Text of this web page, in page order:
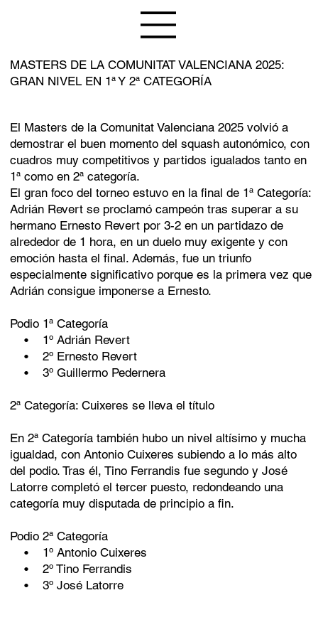
MASTERS DE LA COMUNITAT VALENCIANA 2025:
GRAN NIVEL EN 1ª Y 2ª CATEGORÍA
El Masters de la Comunitat Valenciana 2025 volvió a
demostrar el buen momento del squash autonómico, con
cuadros muy competitivos y partidos igualados tanto en
1ª como en 2ª categoría.
El gran foco del torneo estuvo en la final de 1ª Categoría:
Adrián Revert se proclamó campeón tras superar a su
hermano Ernesto Revert por 3-2 en un partidazo de
alrededor de 1 hora, en un duelo muy exigente y con
emoción hasta el final. Además, fue un triunfo
especialmente significativo porque es la primera vez que
Adrián consigue imponerse a Ernesto.
Podio 1ª Categoría
• 1º Adrián Revert
• 2º Ernesto Revert
• 3º Guillermo Pedernera
2ª Categoría: Cuixeres se lleva el título
En 2ª Categoría también hubo un nivel altísimo y mucha
igualdad, con Antonio Cuixeres subiendo a lo más alto
del podio. Tras él, Tino Ferrandis fue segundo y José
Latorre completó el tercer puesto, redondeando una
categoría muy disputada de principio a fin.
Podio 2ª Categoría
• 1º Antonio Cuixeres
• 2º Tino Ferrandis
• 3º José Latorre